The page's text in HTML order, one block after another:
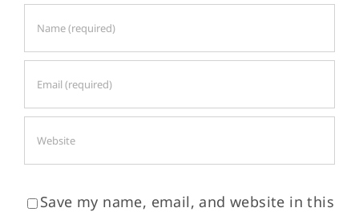
Save my name, email, and website in this